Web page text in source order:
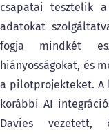
csapatai tesztelik
adatokat
fogja mindkét
hiányosságokat, és
a pilotprojekteket. A
korábbi AI
Davies